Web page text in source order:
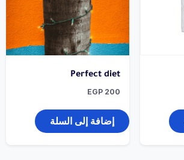
Perfect diet
EGP 200
إضافة إلى السلة